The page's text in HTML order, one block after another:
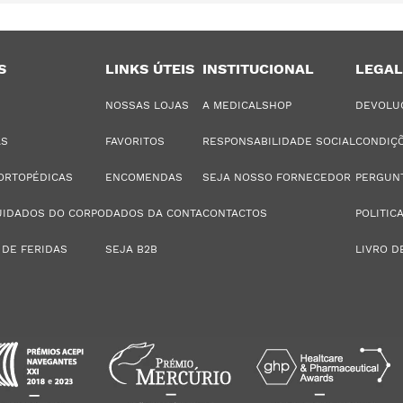
DO CORPO
FERIDAS
LINKS ÚTEIS
NOSSAS LOJAS
FAVORITOS
ENCOMENDAS
DADOS DA CONTA
SEJA B2B
INSTITUCIONAL
A MEDICALSHOP
RESPONSABILIDADE SOCIAL
SEJA NOSSO FORNECEDOR
CONTACTOS
LEGAL
LIVRO